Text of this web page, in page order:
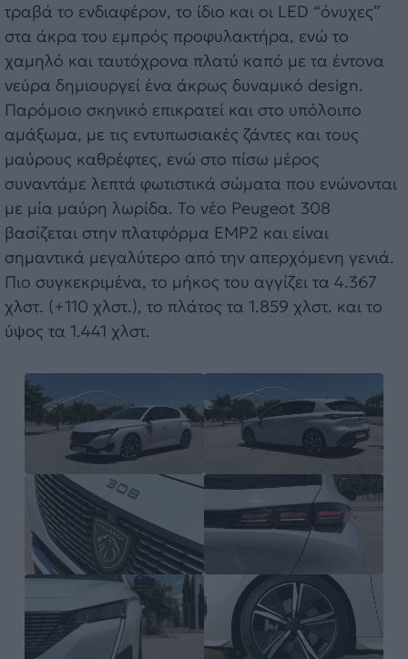
τραβά το ενδιαφέρον, το ίδιο και οι LED “όνυχες”
στα άκρα του εμπρός προφυλακτήρα, ενώ το
χαμηλό και ταυτόχρονα πλατύ καπό με τα έντονα
νεύρα δημιουργεί ένα άκρως δυναμικό design.
Παρόμοιο σκηνικό επικρατεί και στο υπόλοιπο
αμάξωμα, με τις εντυπωσιακές ζάντες και τους
μαύρους καθρέφτες, ενώ στο πίσω μέρος
συναντάμε λεπτά φωτιστικά σώματα που ενώνονται
με μία μαύρη λωρίδα. Το νέο Peugeot 308
βασίζεται στην πλατφόρμα EMP2 και είναι
σημαντικά μεγαλύτερο από την απερχόμενη γενιά.
Πιο συγκεκριμένα, το μήκος του αγγίζει τα 4.367
χλστ. (+110 χλστ.), το πλάτος τα 1.859 χλστ. και το
ύψος τα 1.441 χλστ.